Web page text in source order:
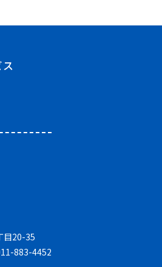
目20-35
883-4452